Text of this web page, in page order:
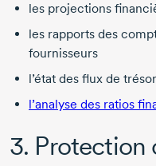
les projections
les rapports des
fournisseurs
l’état des flux de
l’analyse des ratios
3. Protection